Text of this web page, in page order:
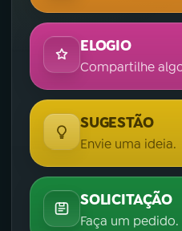
ELOGIO
Compartilhe
SUGESTÃO
Envie uma ideia.
SOLICITAÇÃO
Faça um pedido.